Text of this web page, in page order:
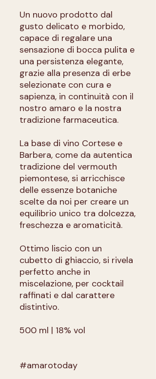
Un nuovo prodotto dal
gusto delicato e morbido,
capace di regalare una
sensazione di bocca pulita e
una persistenza elegante,
grazie alla presenza di erbe
selezionate con cura e
sapienza, in continuità con il
nostro amaro e la nostra
tradizione farmaceutica.
La base di vino Cortese e
Barbera, come da autentica
tradizione del vermouth
piemontese, si arricchisce
delle essenze botaniche
scelte da noi per creare un
equilibrio unico tra dolcezza,
freschezza e aromaticità.
Ottimo liscio con un
cubetto di ghiaccio, si rivela
perfetto anche in
miscelazione, per cocktail
raffinati e dal carattere
distintivo.
500 ml | 18% vol
#amarotoday